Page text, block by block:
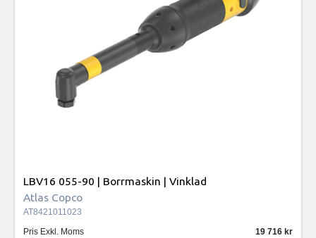
LBV16 055-90 | Borrmaskin | Vinklad
Atlas Copco
AT8421011023
Pris Exkl. Moms
19 716